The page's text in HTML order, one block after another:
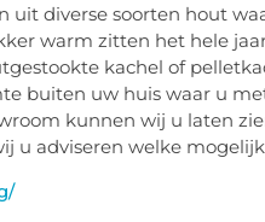
diverse soorten hout
warm zitten het hele
kachel of
buiten uw huis waar u
kunnen wij u laten
u adviseren welke